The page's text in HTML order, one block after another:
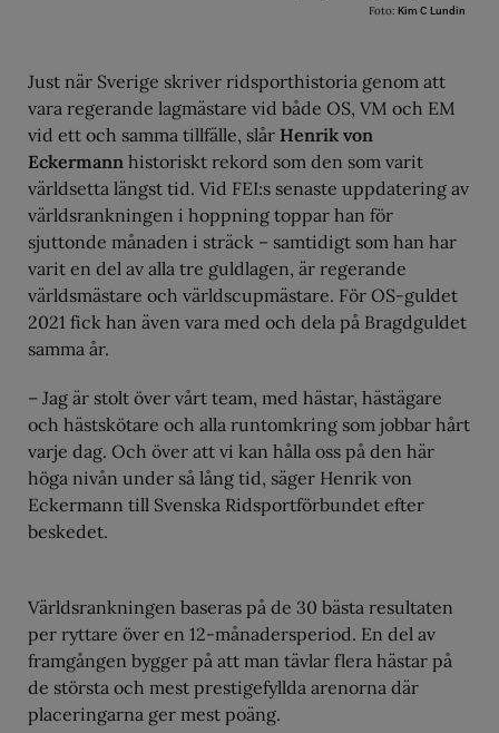
Foto: Kim C Lundin
Just när Sverige skriver ridsporthistoria genom att
vara regerande lagmästare vid både OS, VM och EM
vid ett och samma tillfälle, slår Henrik von
Eckermann historiskt rekord som den som varit
världsetta längst tid. Vid FEI:s senaste uppdatering av
världsrankningen i hoppning toppar han för
sjuttonde månaden i sträck – samtidigt som han har
varit en del av alla tre guldlagen, är regerande
världsmästare och världscupmästare. För OS-guldet
2021 fick han även vara med och dela på Bragdguldet
samma år.
– Jag är stolt över vårt team, med hästar, hästägare
och hästskötare och alla runtomkring som jobbar hårt
varje dag. Och över att vi kan hålla oss på den här
höga nivån under så lång tid, säger Henrik von
Eckermann till Svenska Ridsportförbundet efter
beskedet.
Världsrankningen baseras på de 30 bästa resultaten
per ryttare över en 12-månadersperiod. En del av
framgången bygger på att man tävlar flera hästar på
de största och mest prestigefyllda arenorna där
placeringarna ger mest poäng.